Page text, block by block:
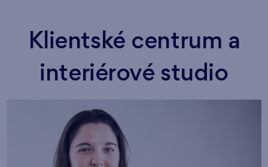
Klientské centrum a
interiérové studio